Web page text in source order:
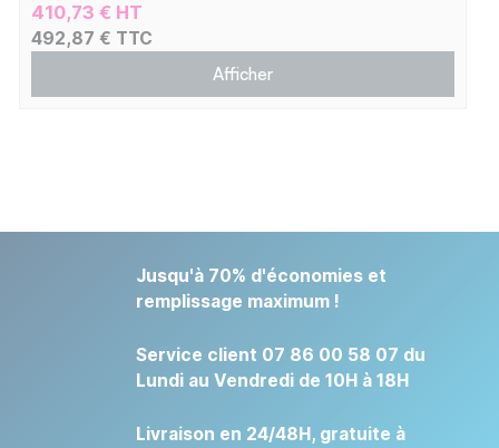
410,73 € HT
492,87 € TTC
Afficher
Jusqu'à 70% d'économies et
remplissage maximum !
Service client 07 86 00 58 07 du
Lundi au Vendredi de 10H à 18H
Livraison en 24/48H, gratuite à